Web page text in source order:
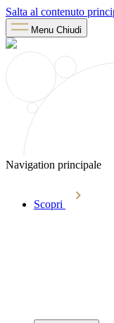
Salta al contenuto
Menu Chiudi
Navigation principale
Scopri